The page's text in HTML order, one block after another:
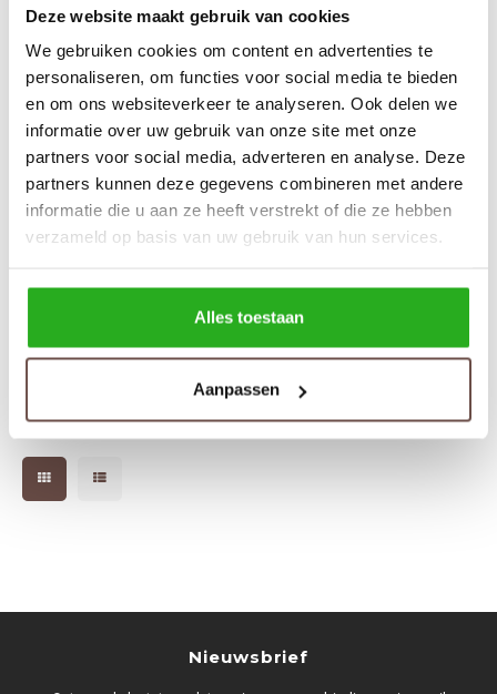
Deze website maakt gebruik van cookies
We gebruiken cookies om content en advertenties te
personaliseren, om functies voor social media te bieden
en om ons websiteverkeer te analyseren. Ook delen we
informatie over uw gebruik van onze site met onze
partners voor social media, adverteren en analyse. Deze
partners kunnen deze gegevens combineren met andere
informatie die u aan ze heeft verstrekt of die ze hebben
verzameld op basis van uw gebruik van hun services.
Alles toestaan
Aanpassen
Sets
Blazers
Pantalons
Truien
Short
Polo shirts
Longsleeves
Pantalons
Swimshorts
€75,00 €39,99 €75,00 €49,99
Oliver Oversized Short
Brown
Nieuwsbrief